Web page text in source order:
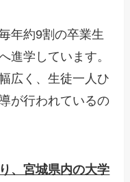
年約9割の卒業生
進学しています。
広く、生徒一人ひ
が行われているの
、宮城県内の大学